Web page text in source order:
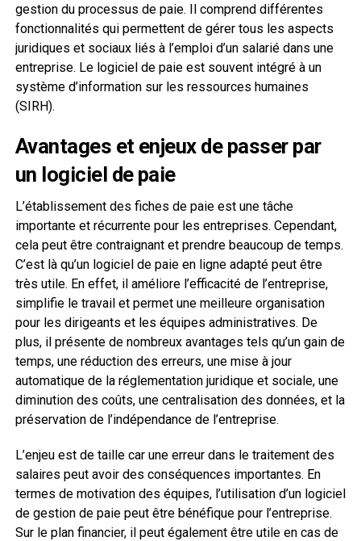
gestion du processus de paie. Il comprend différentes
fonctionnalités qui permettent de gérer tous les aspects
juridiques et sociaux liés à l’emploi d’un salarié dans une
entreprise. Le logiciel de paie est souvent intégré à un
système d’information sur les ressources humaines
(SIRH).
Avantages et enjeux de passer par
un logiciel de paie
L’établissement des fiches de paie est une tâche
importante et récurrente pour les entreprises. Cependant,
cela peut être contraignant et prendre beaucoup de temps.
C’est là qu’un logiciel de paie en ligne adapté peut être
très utile. En effet, il améliore l’efficacité de l’entreprise,
simplifie le travail et permet une meilleure organisation
pour les dirigeants et les équipes administratives. De
plus, il présente de nombreux avantages tels qu’un gain de
temps, une réduction des erreurs, une mise à jour
automatique de la réglementation juridique et sociale, une
diminution des coûts, une centralisation des données, et la
préservation de l’indépendance de l’entreprise.
L’enjeu est de taille car une erreur dans le traitement des
salaires peut avoir des conséquences importantes. En
termes de motivation des équipes, l’utilisation d’un logiciel
de gestion de paie peut être bénéfique pour l’entreprise.
Sur le plan financier, il peut également être utile en cas de